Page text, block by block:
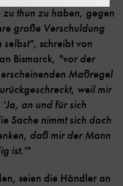
zu thun zu haben, gegen
große Verschuldung
selbst", schreibt von
Bismarck, "vor der
Maßregel
weil mir
an und für sich
Sache nimmt sich doch
daß mir der Mann
ist.'"
seien die Händler an